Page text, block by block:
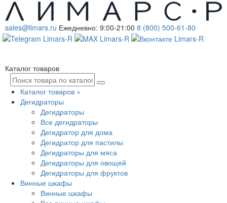
sales@limars.ru Ежедневно: 9:00-21:00 8 (800) 500-61-80
Каталог товаров
Каталог товаров ×
Дегидраторы
Дегидраторы
Все дегидраторы
Дегидратор для дома
Дегидратор для пастилы
Дегидраторы для мяса
Дегидраторы для овощей
Дегидраторы для фруктов
Винные шкафы
Винные шкафы